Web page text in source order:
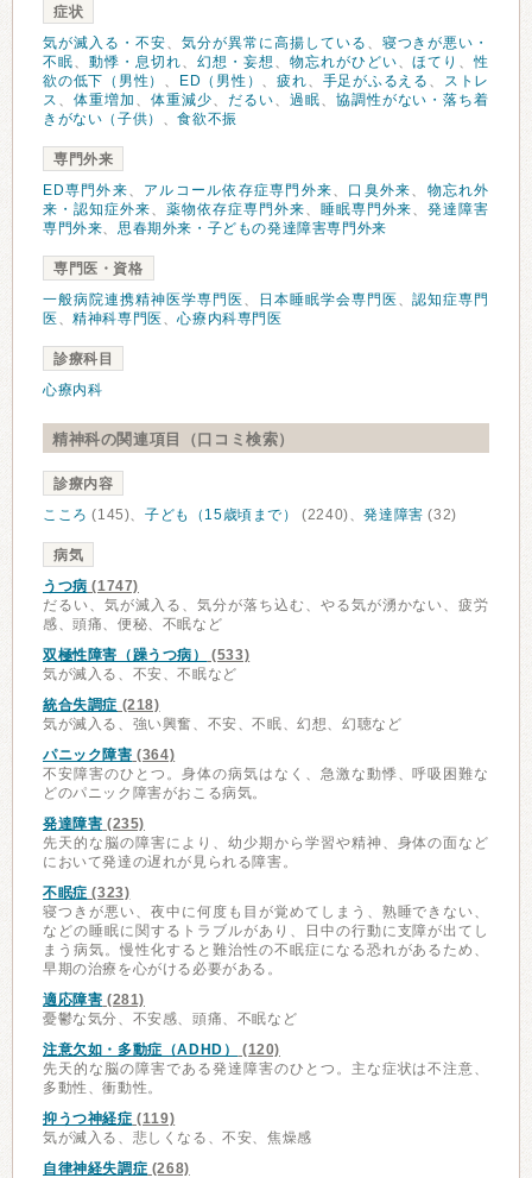
症状
気が滅入る・不安、 気分が異常に高揚している 、 寝つきが悪い・
不眠、 動悸・息切れ、 幻想・妄想 、 物忘れがひどい、ほてり 、性
欲の低下（男性） 、 ED（男性） 、疲れ、 手足がふるえる 、 ストレ
ス 、 体重増加 、 体重減少、 だるい、 過眠、 協調性がない・落ち着
きがない（子供） 、食欲不振
専門外来
ED専門外来、 アルコール依存症専門外来、 口臭外来、 物忘れ外
来・認知症外来、 薬物依存症専門外来、 睡眠専門外来、発達障害
専門外来、思春期外来・子どもの発達障害専門外来
専門医・資格
一般病院連携精神医学専門医 、 日本睡眠学会専門医 、認知症専門
医 、精神科専門医 、心療内科専門医
診療科目
心療内科
精神科の関連項目（口コミ検索）
診療内容
こころ (145)、子ども（15歳頃まで） (2240)、発達障害 (32)
病気
うつ病 (1747)
だるい、気が滅入る、気分が落ち込む、やる気が湧かない、疲労
感、頭痛、便秘、不眠など
双極性障害（躁うつ病）
(533)
気が滅入る、不安、不眠など
統合失調症 (218)
気が滅入る、強い興奮、不安、不眠、幻想、幻聴など
パニック障害 (364)
不安障害のひとつ。身体の病気はなく、急激な動悸、呼吸困難な
どのパニック障害がおこる病気。
発達障害 (235)
先天的な脳の障害により、幼少期から学習や精神、身体の面など
において発達の遅れが見られる障害。
不眠症 (323)
寝つきが悪い、夜中に何度も目が覚めてしまう、熟睡できない、
などの睡眠に関するトラブルがあり、日中の行動に支障が出てし
まう病気。慢性化すると難治性の不眠症になる恐れがあるため、
早期の治療を心がける必要がある。
適応障害 (281)
憂鬱な気分、不安感、頭痛、不眠など
注意欠如・多動症（ADHD）
(120)
先天的な脳の障害である発達障害のひとつ。主な症状は不注意、
多動性、衝動性。
抑うつ神経症 (119)
気が滅入る、悲しくなる、不安、焦燥感
自律神経失調症 (268)